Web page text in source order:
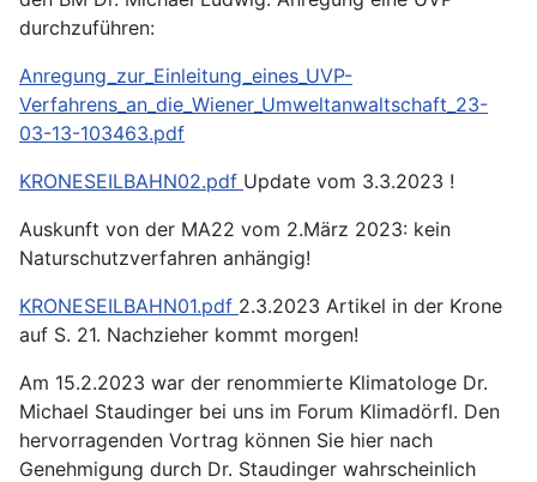
durchzuführen:
Anregung_zur_Einleitung_eines_UVP-
Verfahrens_an_die_Wiener_Umweltanwaltschaft_23-
03-13-103463.pdf
KRONESEILBAHN02.pdf Update vom 3.3.2023 !
Auskunft von der MA22 vom 2.März 2023: kein
Naturschutzverfahren anhängig!
KRONESEILBAHN01.pdf 2.3.2023 Artikel in der Krone
auf S. 21. Nachzieher kommt morgen!
Am 15.2.2023 war der renommierte Klimatologe Dr.
Michael Staudinger bei uns im Forum Klimadörfl. Den
hervorragenden Vortrag können Sie hier nach
Genehmigung durch Dr. Staudinger wahrscheinlich